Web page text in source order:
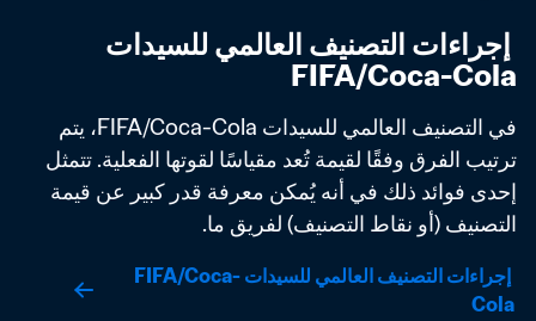
FIFA/Coca-Cola
التصنيف (أو نقاط التصنيف) لفريق ما.
إجراءات التصنيف العالمي للسيدات FIFA/Coca-
Cola